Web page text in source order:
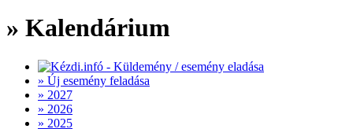
» Kalendárium
» Új esemény feladása
» 2027
» 2026
» 2025